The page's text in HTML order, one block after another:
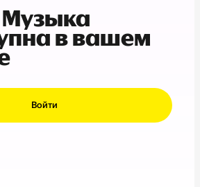
в вашем
Войти